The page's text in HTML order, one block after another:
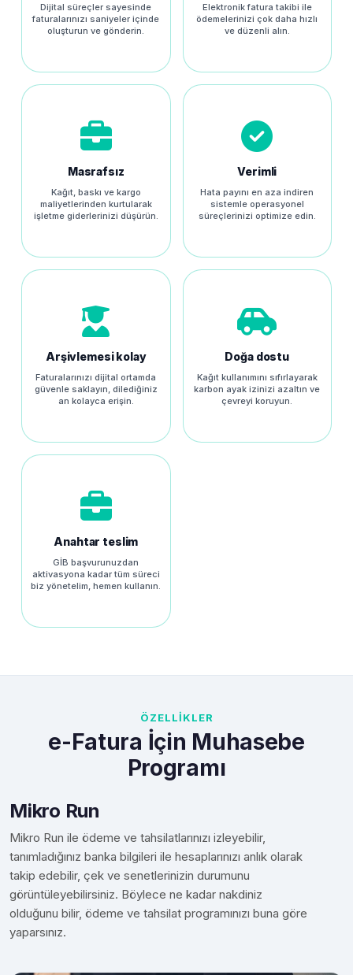
Dijital süreçler sayesinde
faturalarınızı saniyeler içinde
oluşturun ve gönderin.
Elektronik fatura takibi ile
ödemelerinizi çok daha hızlı
ve düzenli alın.
Masrafsız
Kağıt, baskı ve kargo
maliyetlerinden kurtularak
işletme giderlerinizi düşürün.
Verimli
Hata payını en aza indiren
sistemle operasyonel
süreçlerinizi optimize edin.
Arşivlemesi kolay
Faturalarınızı dijital ortamda
güvenle saklayın, dilediğiniz
an kolayca erişin.
Doğa dostu
Kağıt kullanımını sıfırlayarak
karbon ayak izinizi azaltın ve
çevreyi koruyun.
Anahtar teslim
GİB başvurunuzdan
aktivasyona kadar tüm süreci
biz yönetelim, hemen kullanın.
ÖZELLİKLER
e-Fatura İçin Muhasebe
Programı
Mikro Run
Mikro Run ile ödeme ve tahsilatlarınızı izleyebilir,
tanımladığınız banka bilgileri ile hesaplarınızı anlık olarak
takip edebilir, çek ve senetlerinizin durumunu
görüntüleyebilirsiniz. Böylece ne kadar nakdiniz
olduğunu bilir, ödeme ve tahsilat programınızı buna göre
yaparsınız.